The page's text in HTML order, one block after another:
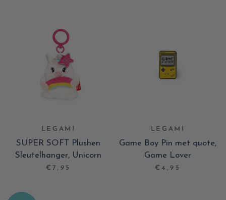
LEGAMI
SUPER SOFT Plushen
Sleutelhanger, Unicorn
€7,95
LEGAMI
Game Boy Pin met quote,
Game Lover
€4,95